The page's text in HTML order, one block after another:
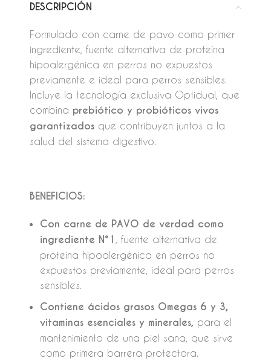
DESCRIPCIÓN
Formulado con carne de pavo como primer
ingrediente, fuente alternativa de proteína
hipoalergénica en perros no expuestos
previamente e ideal para perros sensibles.
Incluye la tecnología exclusiva Optidual, que
combina prebiótico y probióticos vivos
garantizados que contribuyen juntos a la
salud del sistema digestivo.
BENEFICIOS:
Con carne de PAVO de verdad como
ingrediente N°1
, fuente alternativa de
proteína hipoalergénica en perros no
expuestos previamente, ideal para perros
sensibles.
Contiene ácidos grasos Omegas 6 y 3,
vitaminas esenciales y minerales, para el
mantenimiento de una piel sana, que sirve
como primera barrera protectora.